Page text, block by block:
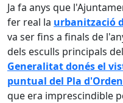
Ja fa anys que
fer real la urbanització
va ser fins a finals de
dels esculls principals
Generalitat donés el
puntual del Pla
que era imprescindible